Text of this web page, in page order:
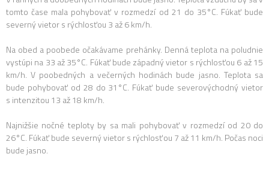
tomto čase mala pohybovať v rozmedzí od 21 do 35°C. Fúkať bude
severný vietor s rýchlosťou 3 až 6 km/h.
Na obed a poobede očakávame prehánky. Denná teplota na poludnie
vystúpi na 33 až 35°C. Fúkať bude západný vietor s rýchlosťou 6 až 15
km/h. V poobedných a večerných hodinách bude jasno. Teplota sa
bude pohybovať od 28 do 31°C. Fúkať bude severovýchodný vietor
s intenzitou 13 až 18 km/h.
Najnižšie nočné teploty by sa mali pohybovať v rozmedzí od 20 do
26°C. Fúkať bude severný vietor s rýchlosťou 7 až 11 km/h. Počas noci
bude jasno.